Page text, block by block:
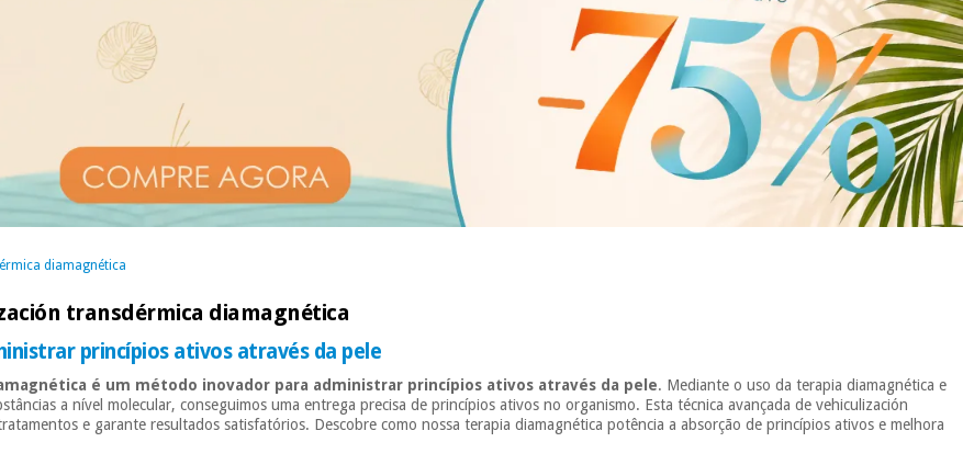
diamagnética
transdérmica diamagnética
princípios ativos através da pele
é um método inovador para administrar princípios ativos através da pele. Mediante o uso da terapia diamagnética e
a nível molecular, conseguimos uma entrega precisa de princípios ativos no organismo. Esta técnica avançada de vehiculización
e garante resultados satisfatórios. Descobre como nossa terapia diamagnética potência a absorção de princípios ativos e melhora